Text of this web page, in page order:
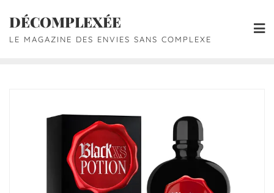
DÉCOMPLEXÉE
LE MAGAZINE DES ENVIES SANS COMPLEXE